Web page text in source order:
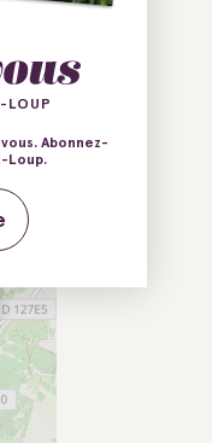
LOUP
Abonnez-
Loup.